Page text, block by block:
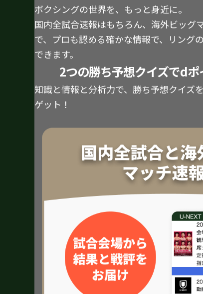
ボクシングの世界を、もっと身近に。
国内全試合速報はもちろん、海外ビッグ
で、プロも認める確かな情報で、リング
できます。
2つの勝ち予想クイズでd
知識と情報と分析力で、勝ち予想クイズ
ゲット！